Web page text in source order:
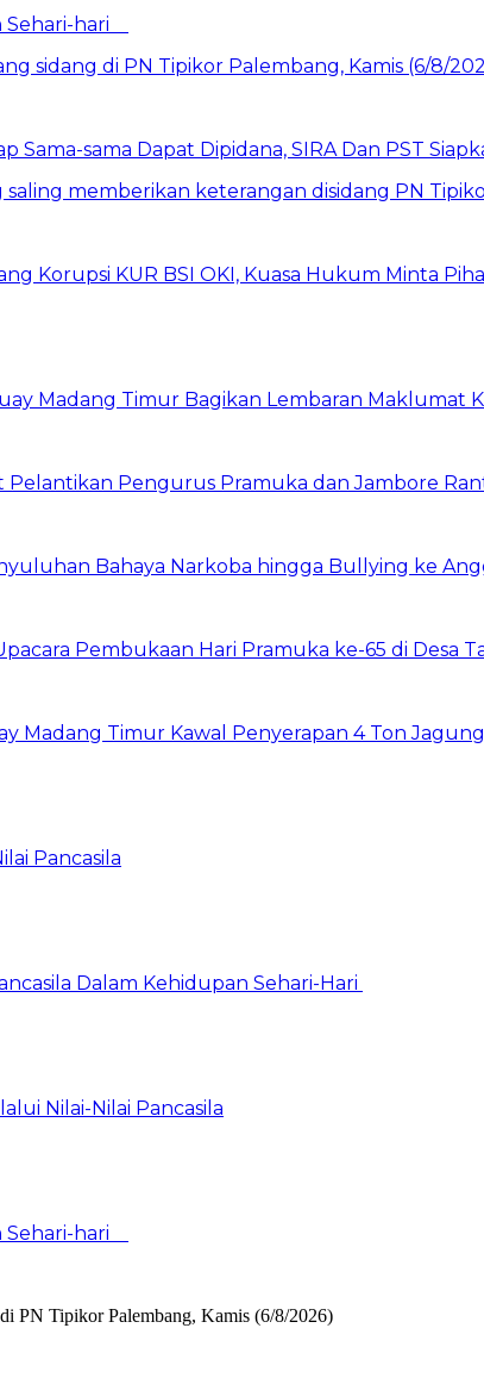
Sehari-hari
sama Dapat Dipidana, SIRA Dan PST
Korupsi KUR BSI OKI, Kuasa Hukum Minta
Madang Timur Bagikan Lembaran Maklumat
Pengurus Pramuka dan Jambore
Bahaya Narkoba hingga Bullying ke
Pembukaan Hari Pramuka ke-65 di Desa
Madang Timur Kawal Penyerapan 4 Ton
Pancasila
Dalam Kehidupan Sehari-Hari
Nilai-Nilai Pancasila
Sehari-hari